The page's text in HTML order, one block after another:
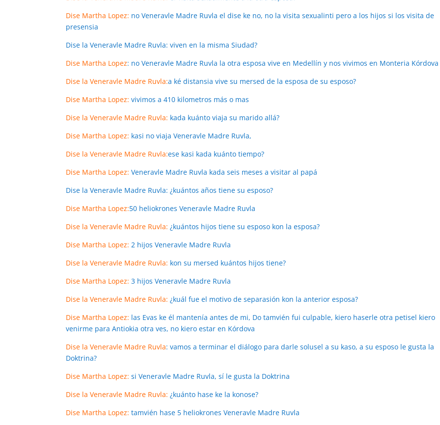
Dise Martha Lopez: no Veneravle Madre Ruvla el dise ke no, no la visita sexualinti pero a los hijos si los visita de
presensia
Dise la Veneravle Madre Ruvla: viven en la misma Siudad?
Dise Martha Lopez: no Veneravle Madre Ruvla la otra esposa vive en Medellín y nos vivimos en Monteria Kórdova
Dise la Veneravle Madre Ruvla:a ké distansia vive su mersed de la esposa de su esposo?
Dise Martha Lopez:vivimos a 410 kilometros más o mas
Dise la Veneravle Madre Ruvla: kada kuánto viaja su marido allá?
Dise Martha Lopez: kasi no viaja Veneravle Madre Ruvla,
Dise la Veneravle Madre Ruvla:ese kasi kada kuánto tiempo?
Dise Martha Lopez:Veneravle Madre Ruvla kada seis meses a visitar al papá
Dise la Veneravle Madre Ruvla: ¿kuántos años tiene su esposo?
Dise Martha Lopez:50 heliokrones Veneravle Madre Ruvla
Dise la Veneravle Madre Ruvla:¿kuántos hijos tiene su esposo kon la esposa?
Dise Martha Lopez:2 hijos Veneravle Madre Ruvla
Dise la Veneravle Madre Ruvla: kon su mersed kuántos hijos tiene?
Dise Martha Lopez:3 hijos Veneravle Madre Ruvla
Dise la Veneravle Madre Ruvla:¿kuál fue el motivo de separasión kon la anterior esposa?
Dise Martha Lopez: las Evas ke él mantenía antes de mi, Do tamvién fui culpable, kiero haserle otra petisel kiero
venirme para Antiokia otra ves, no kiero estar en Kórdova
Dise la Veneravle Madre Ruvla: vamos a terminar el diálogo para darle solusel a su kaso, a su esposo le gusta la
Doktrina?
Dise Martha Lopez:si Veneravle Madre Ruvla, sí le gusta la Doktrina
Dise la Veneravle Madre Ruvla:¿kuánto hase ke la konose?
Dise Martha Lopez:tamvién hase 5 heliokrones Veneravle Madre Ruvla